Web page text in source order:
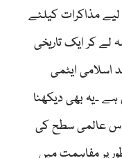
مذاکرات کیلئے
کر ایک تاریخی
ایٹمی
بھی دیکھنا
عالمی سطح کی
پر مفاہمت میں